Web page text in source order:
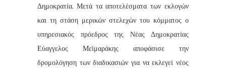
Δημοκρατία. Μετά τα αποτελέσματα των εκλογών
και τη στάση μερικών στελεχών του κόμματος ο
υπηρεσιακός πρόεδρος της Νέας Δημοκρατίας
Εύαγγελος Μεϊμαράκης αποφάσισε την
δρομολόγηση των διαδικασιών για να εκλεγεί νέος